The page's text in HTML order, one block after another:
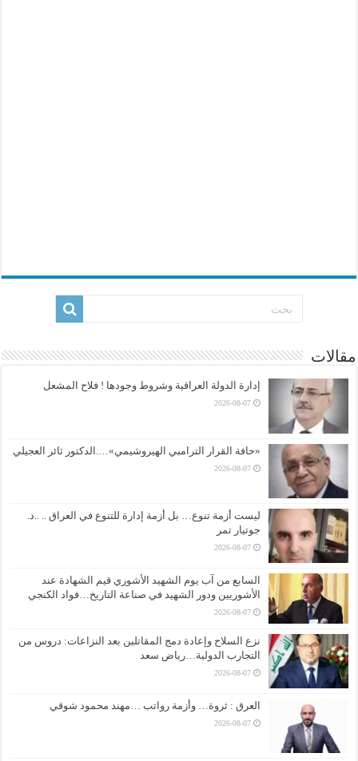
مقالات
إدارة الدولة العراقية وشروط وجودها ! فلاح المشعل
2026-08-07
«حافة القرار الترامبي الهيروشيمي»….الدكتور ثائر العجيلي
2026-08-07
ليست أزمة تنوع… بل أزمة إدارة للتنوع في العراق .. ..د.
جوتيار تمر
2026-08-07
السابع من آب يوم الشهيد الأشوري قيم الشهادة عند
الأشوريين ودور الشهيد في صناعة التاريخ…فواد الكنجي
2026-08-07
نزع السلاح وإعادة دمج المقاتلين بعد النزاعات: دروس من
التجارب الدولية…رياض سعد
2026-08-07
العرق : ثروة… وأزمة رواتب …مهند محمود شوقي
2026-08-07